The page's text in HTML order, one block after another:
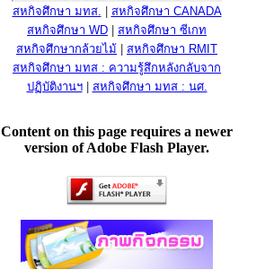
สหกิจศึกษา มทส.
สหกิจศึกษา CANADA
สหกิจศึกษา WD
สหกิจศึกษา ซีเกท
สหกิจศึกษากล้วยไม้
สหกิจศึกษา RMIT
สหกิจศึกษา มทส : ความรู้สึกหลังกลับจาก
ปฏิบัติงานฯ| สหกิจศึกษา มทส : นศ.
Content on this page requires a newer
version of Adobe Flash Player.